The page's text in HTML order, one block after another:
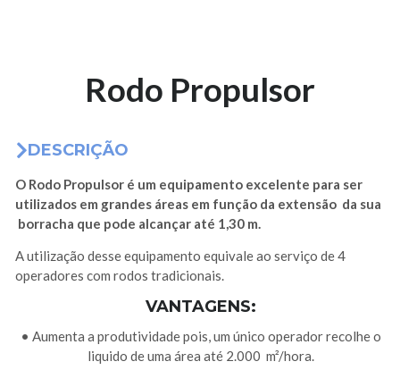
Rodo Propulsor
DESCRIÇÃO
O Rodo Propulsor é um equipamento excelente para ser
utilizados em grandes áreas em função da extensão da sua
borracha que pode alcançar até 1,30 m.
A utilização desse equipamento equivale ao serviço de 4
operadores com rodos tradicionais.
VANTAGENS:
• Aumenta a produtividade pois, um único operador recolhe o
liquido de uma área até 2.000 m²/hora.